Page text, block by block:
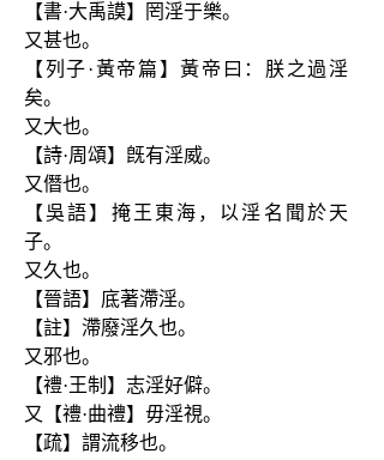
【書·大禹謨】罔淫于樂。
又甚也。
【列子·黃帝篇】黃帝曰：朕之過淫
矣。
又大也。
【詩·周頌】旣有淫威。
又僭也。
【吳語】掩王東海，以淫名聞於天
子。
又久也。
【晉語】底著滯淫。
【註】滯廢淫久也。
又邪也。
【禮·王制】志淫好僻。
又【禮·曲禮】毋淫視。
【疏】謂流移也。